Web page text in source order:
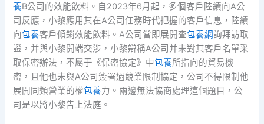
養B公司的效能飲料。自2023年6月起，多個客戶陸續向A公
司反應，小黎應用其在A公司任務時代把握的客戶信息，陸續
向包養客戶傾銷效能飲料。A公司當即展開查包養網詢拜訪取
證，并與小黎開端交涉，小黎辯稱A公司并未對其客戶名單采
取保密辦法，不屬于《保密協定》中包養所指向的貿易機
密，且他也未與A公司簽署過競業限制協定，公司不得限制他
展開同類營業的權包養力。兩邊無法協商處理這個題目，公
司是以將小黎告上法庭。